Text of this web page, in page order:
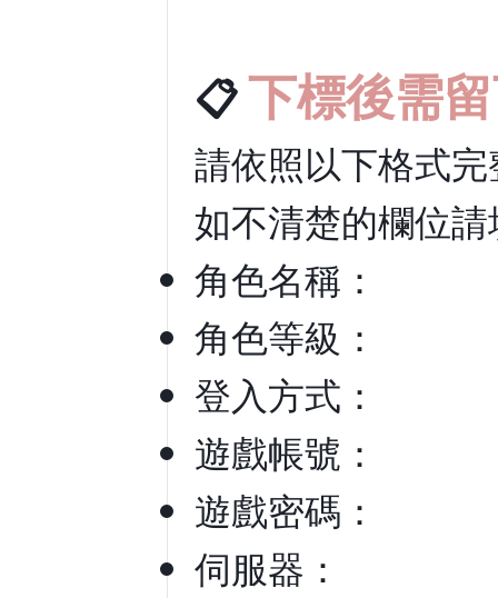
📋下標後需
請依照以下格式
如不清楚的欄位
角色名稱：
角色等級：
登入方式：
遊戲帳號：
遊戲密碼：
伺服器：